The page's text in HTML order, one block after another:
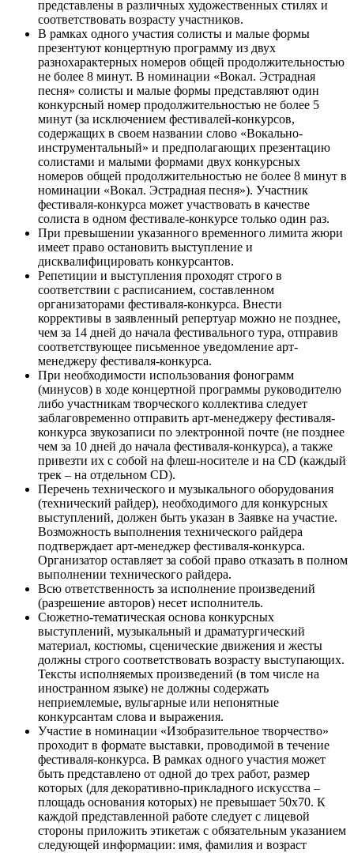
представлены в различных художественных стилях и
соответствовать возрасту участников.
В рамках одного участия солисты и малые формы
презентуют концертную программу из двух
разнохарактерных номеров общей продолжительностью
не более 8 минут. В номинации «Вокал. Эстрадная
песня» солисты и малые формы представляют один
конкурсный номер продолжительностью не более 5
минут (за исключением фестивалей-конкурсов,
содержащих в своем названии слово «Вокально-
инструментальный» и предполагающих презентацию
солистами и малыми формами двух конкурсных
номеров общей продолжительностью не более 8 минут в
номинации «Вокал. Эстрадная песня»). Участник
фестиваля-конкурса может участвовать в качестве
солиста в одном фестивале-конкурсе только один раз.
При превышении указанного временного лимита жюри
имеет право остановить выступление и
дисквалифицировать конкурсантов.
Репетиции и выступления проходят строго в
соответствии с расписанием, составленном
организаторами фестиваля-конкурса. Внести
коррективы в заявленный репертуар можно не позднее,
чем за 14 дней до начала фестивального тура, отправив
соответствующее письменное уведомление арт-
менеджеру фестиваля-конкурса.
При необходимости использования фонограмм
(минусов) в ходе концертной программы руководителю
либо участникам творческого коллектива следует
заблаговременно отправить арт-менеджеру фестиваля-
конкурса звукозаписи по электронной почте (не позднее
чем за 10 дней до начала фестиваля-конкурса), а также
привезти их с собой на флеш-носителе и на CD (каждый
трек – на отдельном CD).
Перечень технического и музыкального оборудования
(технический райдер), необходимого для конкурсных
выступлений, должен быть указан в Заявке на участие.
Возможность выполнения технического райдера
подтверждает арт-менеджер фестиваля-конкурса.
Организатор оставляет за собой право отказать в полном
выполнении технического райдера.
Всю ответственность за исполнение произведений
(разрешение авторов) несет исполнитель.
Сюжетно-тематическая основа конкурсных
выступлений, музыкальный и драматургический
материал, костюмы, сценические движения и жесты
должны строго соответствовать возрасту выступающих.
Тексты исполняемых произведений (в том числе на
иностранном языке) не должны содержать
неприемлемые, вульгарные или непонятные
конкурсантам слова и выражения.
Участие в номинации «Изобразительное творчество»
проходит в формате выставки, проводимой в течение
фестиваля-конкурса. В рамках одного участия может
быть представлено от одной до трех работ, размер
которых (для декоративно-прикладного искусства –
площадь основания которых) не превышает 50x70. К
каждой представленной работе следует с лицевой
стороны приложить этикетаж с обязательным указанием
следующей информации: имя, фамилия и возраст